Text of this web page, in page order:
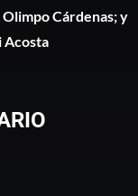
Cárdenas; y
Acosta